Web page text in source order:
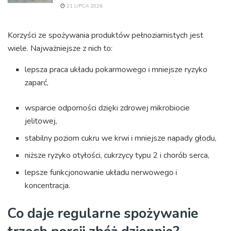
21 LIPCA 2026
Korzyści ze spożywania produktów pełnoziarnistych jest
wiele. Najważniejsze z nich to:
lepsza praca układu pokarmowego i mniejsze ryzyko
zaparć,
wsparcie odporności dzięki zdrowej mikrobiocie
jelitowej,
stabilny poziom cukru we krwi i mniejsze napady głodu,
niższe ryzyko otyłości, cukrzycy typu 2 i chorób serca,
lepsze funkcjonowanie układu nerwowego i
koncentracja.
Co daje regularne spożywanie